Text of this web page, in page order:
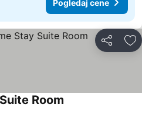
Pogledaj cene
Deli
Room